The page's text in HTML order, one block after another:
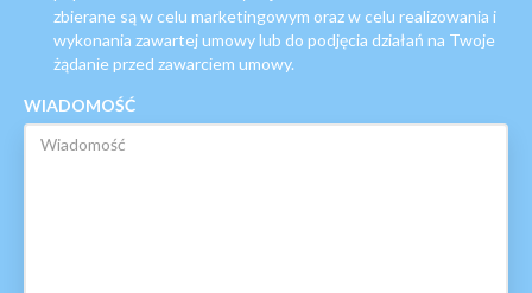
zbierane są w celu marketingowym oraz w celu realizowania i
wykonania zawartej umowy lub do podjęcia działań na Twoje
żądanie przed zawarciem umowy.
WIADOMOŚĆ